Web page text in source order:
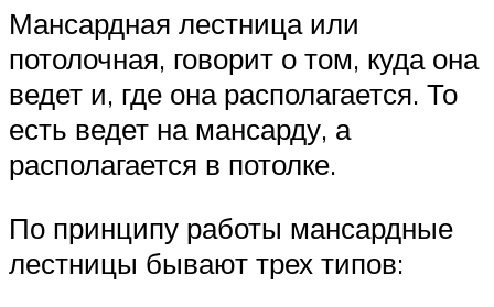
Мансардная лестница или
потолочная, говорит о том, куда она
ведет и, где она располагается. То
есть ведет на мансарду, а
располагается в потолке.
По принципу работы мансардные
лестницы бывают трех типов: